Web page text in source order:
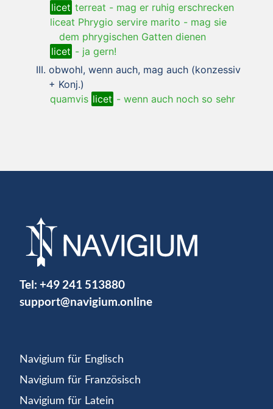
licet terreat - mag er ruhig erschrecken
liceat Phrygio servire marito - mag sie
dem phrygischen Gatten dienen
licet - ja gern!
obwohl, wenn auch, mag auch (konzessiv
+ Konj.)
quamvis licet - wenn auch noch so sehr
Tel: +49 241 513880
support@navigium.online
Navigium für Englisch
Navigium für Französisch
Navigium für Latein